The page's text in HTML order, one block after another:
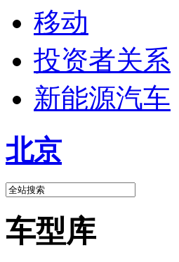
移动
投资者关系
新能源汽车
北京
车型库